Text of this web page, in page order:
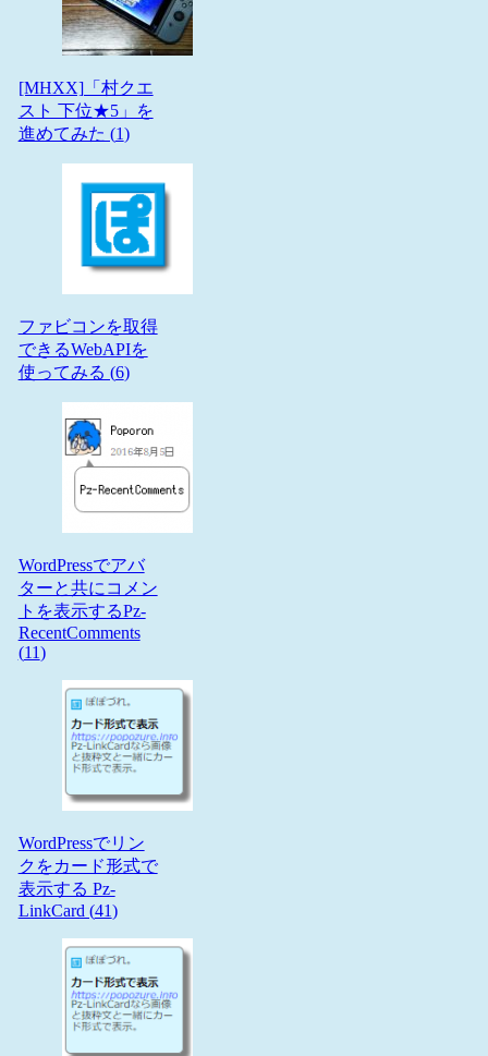
[MHXX]「村クエ
スト 下位★5」を
進めてみた (1)
ファビコンを取得
できるWebAPIを
使ってみる (6)
WordPressでアバ
ターと共にコメン
トを表示するPz-
RecentComments
(11)
WordPressでリン
クをカード形式で
表示する Pz-
LinkCard (41)